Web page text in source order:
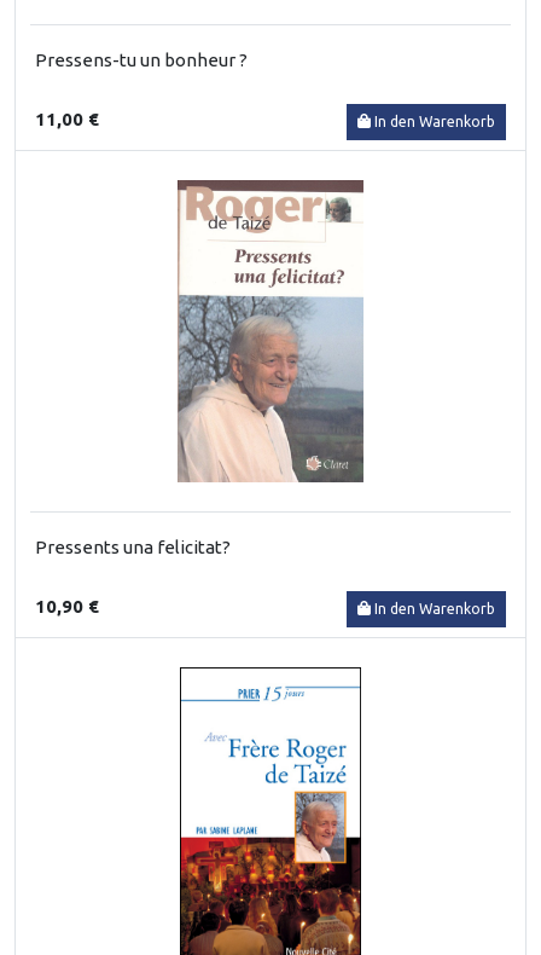
Pressens-tu un bonheur ?
11,00 € In den Warenkorb
Pressents una felicitat?
10,90 € In den Warenkorb